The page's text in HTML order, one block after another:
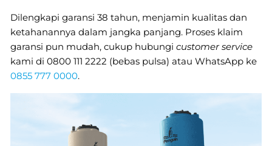
Dilengkapi garansi 38 tahun, menjamin kualitas dan
ketahanannya dalam jangka panjang. Proses klaim
garansi pun mudah, cukup hubungi customer service
kami di 0800 111 2222 (bebas pulsa) atau WhatsApp ke
0855 777 0000.